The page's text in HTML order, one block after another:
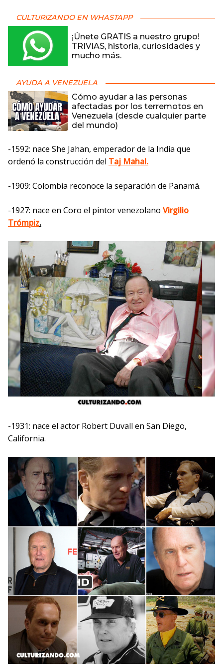
CULTURIZANDO EN WHASTAPP
¡Únete GRATIS a nuestro grupo!
TRIVIAS, historia, curiosidades y
mucho más.
AYUDA A VENEZUELA
Cómo ayudar a las personas
afectadas por los terremotos en
Venezuela (desde cualquier parte
del mundo)
-1592: nace She Jahan, emperador de la India que
ordenó la construcción del Taj Mahal.
-1909: Colombia reconoce la separación de Panamá.
-1927: nace en Coro el pintor venezolano Virgilio
Trómpiz.
-1931: nace el actor Robert Duvall en San Diego,
California.